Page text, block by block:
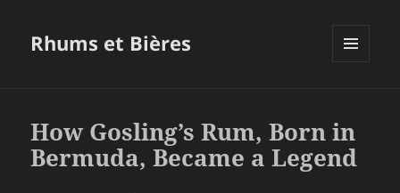
Rhums et Bières
How Gosling’s Rum, Born in
Bermuda, Became a Legend